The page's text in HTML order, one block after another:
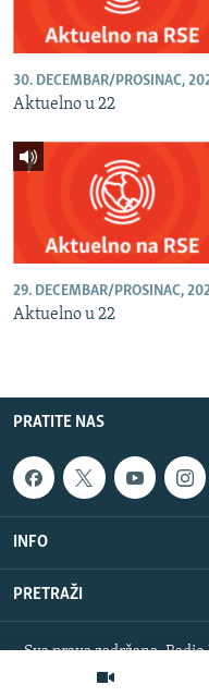
30. DECEMBAR/PROSINAC,
Aktuelno u 22
29. DECEMBAR/PROSINAC,
Aktuelno u 22
PRATITE NAS
INFO
PRETRAŽI
Sva prava zadržana.
RFE/RL, Inc.